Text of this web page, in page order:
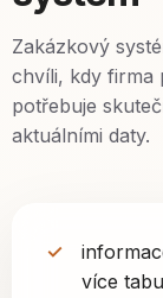
Zakázkový
chvíli, kdy firma
potřebuje
aktuálními daty.
více